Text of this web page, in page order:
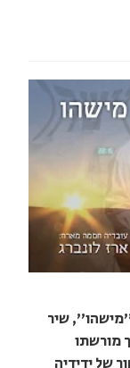
שיר
מורשתו
של ידידיה